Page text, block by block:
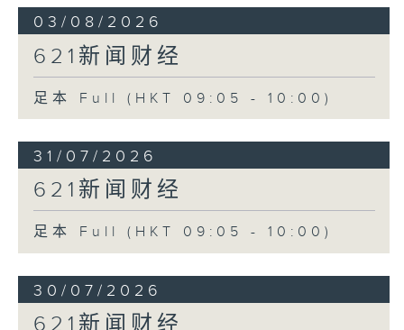
03/08/2026
621新闻财经
足本 Full (HKT 09:05 - 10:00)
31/07/2026
621新闻财经
足本 Full (HKT 09:05 - 10:00)
30/07/2026
621新闻财经